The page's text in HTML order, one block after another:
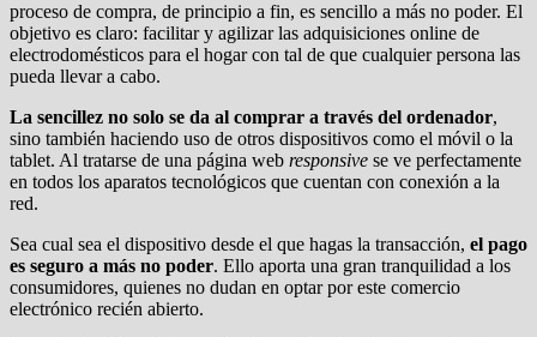
proceso de compra, de principio a fin, es sencillo a más no poder. El
objetivo es claro: facilitar y agilizar las adquisiciones online de
electrodomésticos para el hogar con tal de que cualquier persona las
pueda llevar a cabo.
La sencillez no solo se da al comprar a través del ordenador,
sino también haciendo uso de otros dispositivos como el móvil o la
tablet. Al tratarse de una página web responsive se ve perfectamente
en todos los aparatos tecnológicos que cuentan con conexión a la
red.
Sea cual sea el dispositivo desde el que hagas la transacción, el pago
es seguro a más no poder. Ello aporta una gran tranquilidad a los
consumidores, quienes no dudan en optar por este comercio
electrónico recién abierto.